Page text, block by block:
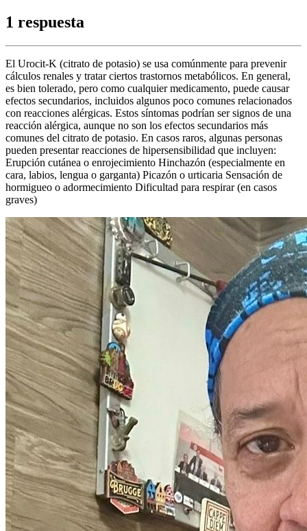
1 respuesta
El Urocit-K (citrato de potasio) se usa comúnmente para prevenir
cálculos renales y tratar ciertos trastornos metabólicos. En general,
es bien tolerado, pero como cualquier medicamento, puede causar
efectos secundarios, incluidos algunos poco comunes relacionados
con reacciones alérgicas. Estos síntomas podrían ser signos de una
reacción alérgica, aunque no son los efectos secundarios más
comunes del citrato de potasio. En casos raros, algunas personas
pueden presentar reacciones de hipersensibilidad que incluyen:
Erupción cutánea o enrojecimiento Hinchazón (especialmente en
cara, labios, lengua o garganta) Picazón o urticaria Sensación de
hormigueo o adormecimiento Dificultad para respirar (en casos
graves)